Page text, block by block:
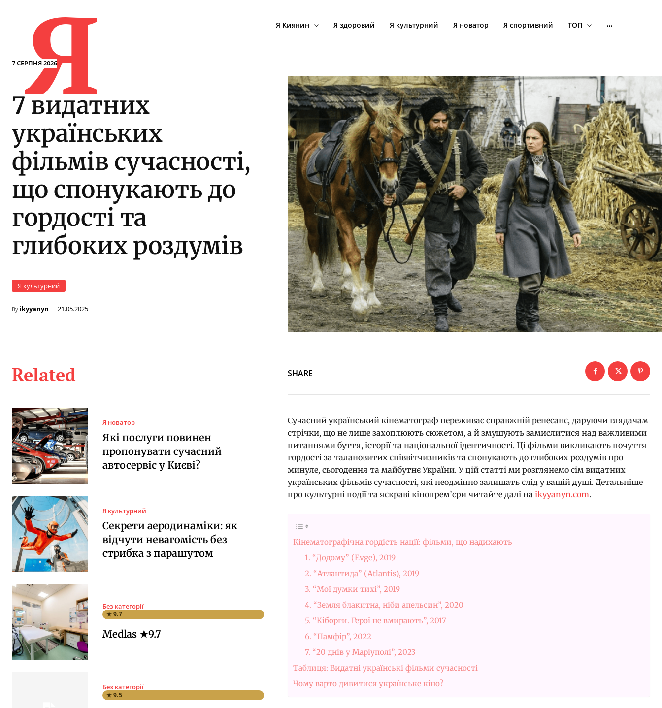
7 СЕРПНЯ 2026
Я Я Киянин Я здоровий Я культурний Я новатор Я спортивний ТОП
7 видатних
українських
фільмів сучасності,
що спонукають до
гордості та
глибоких роздумів
Я культурний
By ikyyanyn 21.05.2025
Related
Я новатор
Які послуги повинен
пропонувати сучасний
автосервіс у Києві?
Я культурний
Секрети аеродинаміки: як
відчути невагомість без
стрибка з парашутом
Без категорії
★ 9.7
Medlas ★9.7
Без категорії
★ 9.5
SHARE
Сучасний український кінематограф переживає справжній ренесанс, даруючи глядачам
стрічки, що не лише захоплюють сюжетом, а й змушують замислитися над важливими
питаннями буття, історії та національної ідентичності. Ці фільми викликають почуття
гордості за талановитих співвітчизників та спонукають до глибоких роздумів про
минуле, сьогодення та майбутнє України. У цій статті ми розглянемо сім видатних
українських фільмів сучасності, які неодмінно залишать слід у вашій душі. Детальніше
про культурні події та яскраві кінопрем’єри читайте далі на ikyyanyn.com.
Кінематографічна гордість нації: фільми, що надихають
1. “Додому” (Evge), 2019
2. “Атлантида” (Atlantis), 2019
3. “Мої думки тихі”, 2019
4. “Земля блакитна, ніби апельсин”, 2020
5. “Кіборги. Герої не вмирають”, 2017
6. “Памфір”, 2022
7. “20 днів у Маріуполі”, 2023
Таблиця: Видатні українські фільми сучасності
Чому варто дивитися українське кіно?